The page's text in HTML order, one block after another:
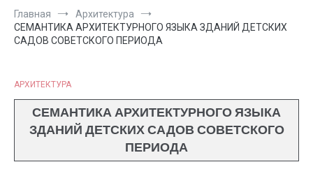
Главная
Архитектура
СЕМАНТИКА АРХИТЕКТУРНОГО ЯЗЫКА ЗДАНИЙ ДЕТСКИХ
САДОВ СОВЕТСКОГО ПЕРИОДА
АРХИТЕКТУРА
СЕМАНТИКА АРХИТЕКТУРНОГО ЯЗЫКА
ЗДАНИЙ ДЕТСКИХ САДОВ СОВЕТСКОГО
ПЕРИОДА